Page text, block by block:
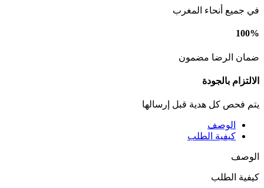
في جميع أنحاء المغرب
100%
ضمان الرضا مضمون
الالتزام بالجودة
يتم فحص كل هدية قبل إرسالها
الوصف
كيفية الطلب
الوصف
كيفية الطلب